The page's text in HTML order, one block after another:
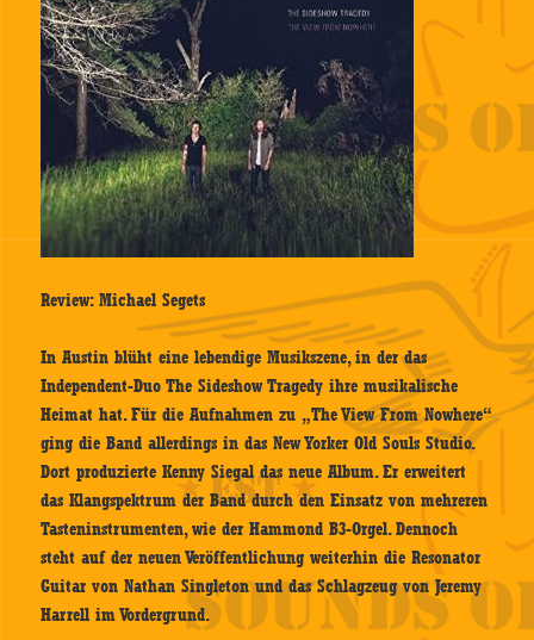
Review: Michael Segets
In Austin blüht eine lebendige Musikszene, in der das
Independent-Duo The Sideshow Tragedy ihre musikalische
Heimat hat. Für die Aufnahmen zu „The View From Nowhere“
ging die Band allerdings in das New Yorker Old Souls Studio.
Dort produzierte Kenny Siegal das neue Album. Er erweitert
das Klangspektrum der Band durch den Einsatz von mehreren
Tasteninstrumenten, wie der Hammond B3-Orgel. Dennoch
steht auf der neuen Veröffentlichung weiterhin die Resonator
Guitar von Nathan Singleton und das Schlagzeug von Jeremy
Harrell im Vordergrund.